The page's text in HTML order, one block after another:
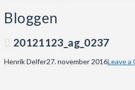
Bloggen
20121123_ag_0237
Henrik Delfer27. november 2016Leave a